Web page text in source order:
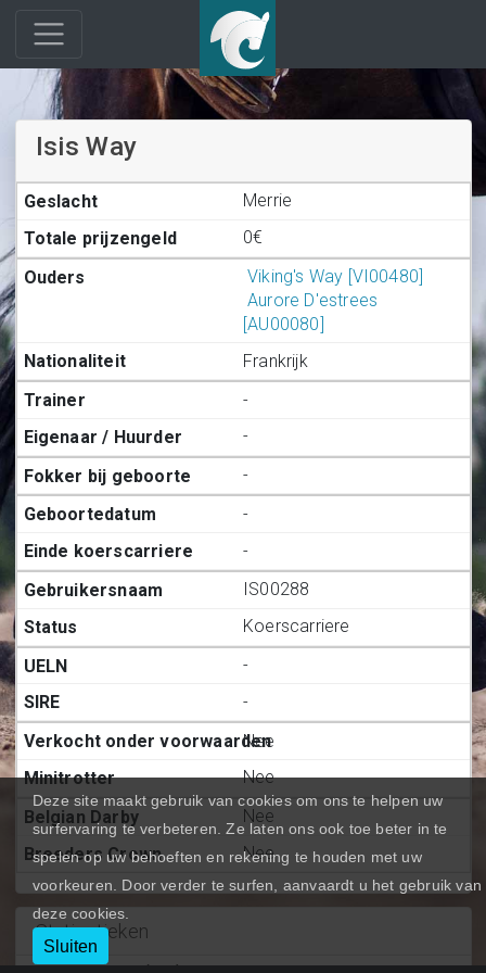
Isis Way
Merrie
0€
Viking's Way [VI00480]
Aurore D'estrees
[AU00080]
Frankrijk
-
-
-
-
-
IS00288
Koerscarriere
-
-
Nee
Nee
Nee
Nee
Statiestieken
Deze site maakt gebruik van cookies om ons te helpen uw
surfervaring te verbeteren. Ze laten ons ook toe beter in te
spelen op uw behoeften en rekening te houden met uw
voorkeuren. Door verder te surfen, aanvaardt u het gebruik van
deze cookies.
Sluiten